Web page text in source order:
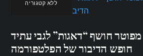
ללא קטגוריה
חושף “דאגות” לגבי עתיד
חופש הדיבור של הפלטפורמה